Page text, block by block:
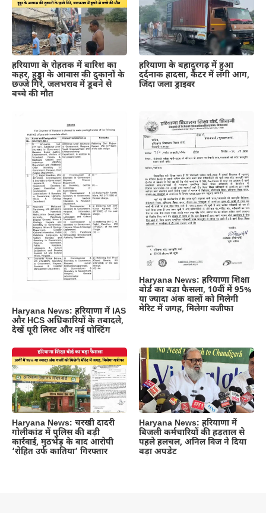
हरियाणा के रोहतक में बारिश का
कहर, हुड्डा के आवास की दुकानों के
छज्जे गिरे, जलभराव में डूबने से
बच्चे की मौत
हरियाणा के बहादुरगढ़ में हुआ
दर्दनाक हादसा, कैंटर में लगी आग,
जिंदा जला ड्राइवर
Haryana News: हरियाणा में IAS
और HCS अधिकारियों के तबादले,
देखें पूरी लिस्ट और नई पोस्टिंग
Haryana News: हरियाणा शिक्षा
बोर्ड का बड़ा फैसला, 10वीं में 95%
या ज्यादा अंक वालों को मिलेगी
मेरिट में जगह, मिलेगा वजीफा
Haryana News: चरखी दादरी
गोलीकांड में पुलिस की बड़ी
कार्रवाई, मुठभेड़ के बाद आरोपी
‘रोहित उर्फ कातिया’ गिरफ्तार
Haryana News: हरियाणा में
बिजली कर्मचारियों की हड़ताल से
पहले हलचल, अनिल विज ने दिया
बड़ा अपडेट